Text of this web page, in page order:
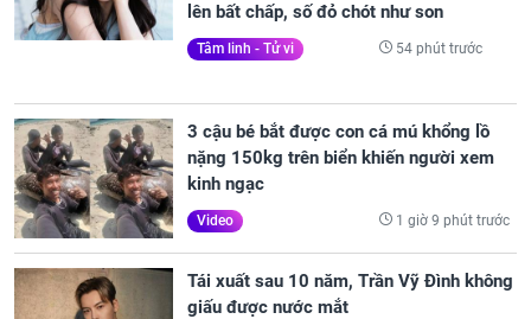
lên bất chấp, số đỏ chót như son
Tâm linh - Tử vi 54 phút trước
3 cậu bé bắt được con cá mú khổng lồ
nặng 150kg trên biển khiến người xem
kinh ngạc
Video 1 giờ 9 phút trước
Tái xuất sau 10 năm, Trần Vỹ Đình không
giấu được nước mắt